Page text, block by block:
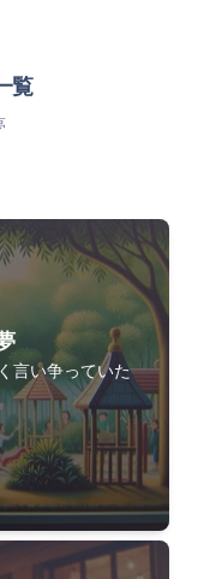
覧
言い争っていた